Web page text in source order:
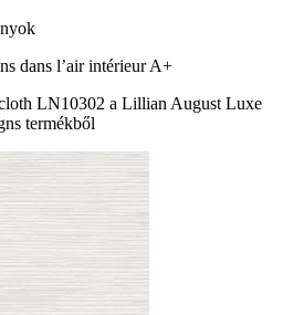
dans l’air intérieur A+
LN10302 a Lillian August Luxe
termékből